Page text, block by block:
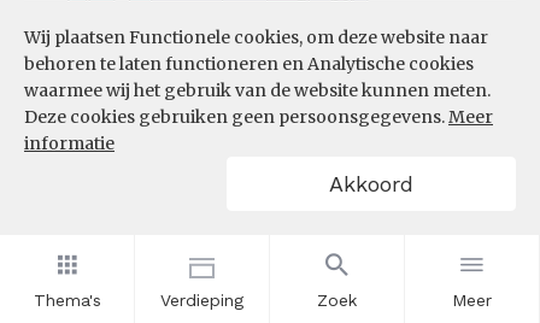
Thema's Verdieping Zoek Meer
Wij plaatsen Functionele cookies, om deze website naar
behoren te laten functioneren en Analytische cookies
waarmee wij het gebruik van de website kunnen meten.
Deze cookies gebruiken geen persoonsgegevens.Meer
informatie
Akkoord
ONTWIKKELING ONTSTANE
Filters